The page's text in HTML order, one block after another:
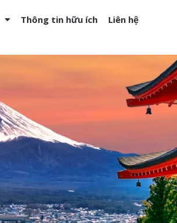
Thông tin hữu ích Liên hệ